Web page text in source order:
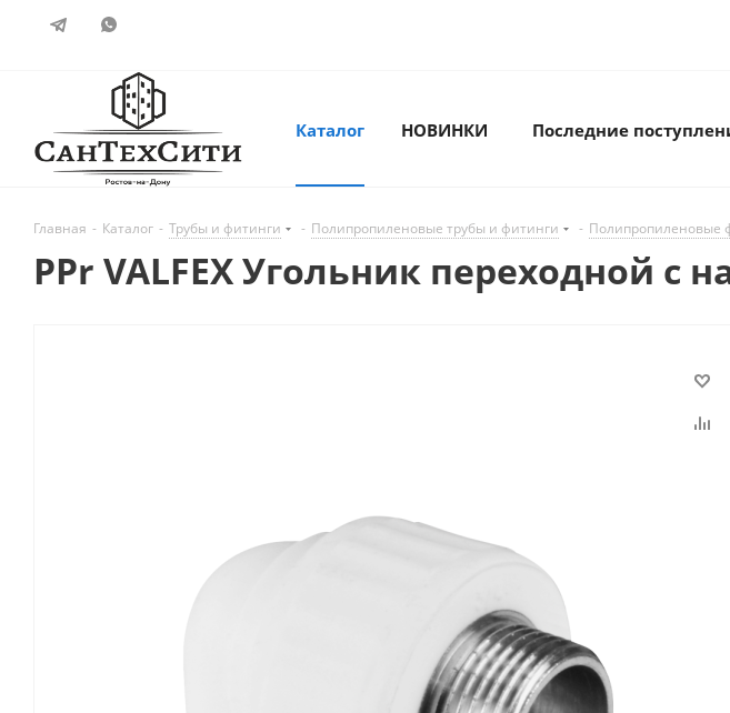
Каталог НОВИНКИ Последние
Главная - Каталог - Трубы и фитинги - Полипропиленовые трубы и фитинги - Полипропиленовые
PPr VALFEX Угольник переходной с